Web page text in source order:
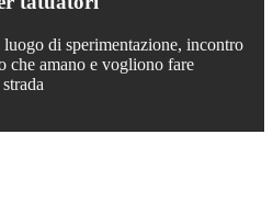
di sperimentazione, incontro
che amano e vogliono fare